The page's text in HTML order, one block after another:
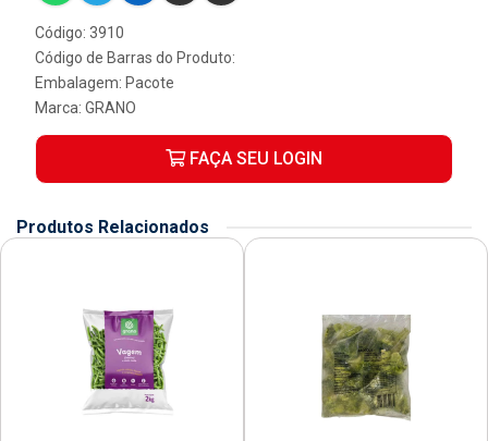
Código: 3910
Código de Barras do Produto:
Embalagem: Pacote
Marca: GRANO
FAÇA SEU LOGIN
Produtos Relacionados